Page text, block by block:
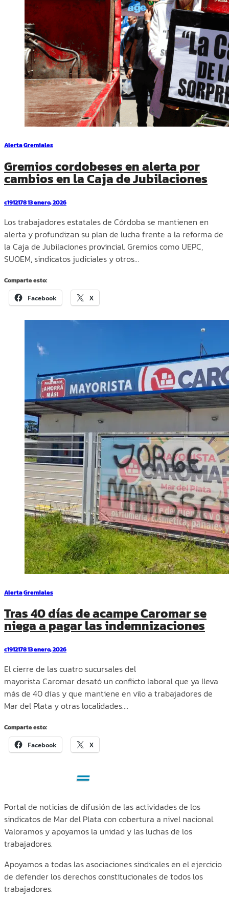
AlertaGremiales
Gremios cordobeses en alerta por
cambios en la Caja de Jubilaciones
c191217813 enero, 2026
Los trabajadores estatales de Córdoba se mantienen en
alerta y profundizan su plan de lucha frente a la reforma de
la Caja de Jubilaciones provincial. Gremios como UEPC,
SUOEM, sindicatos judiciales y otros…
Comparte esto:
Facebook X
AlertaGremiales
Tras 40 días de acampe Caromar se
niega a pagar las indemnizaciones
c191217813 enero, 2026
El cierre de las cuatro sucursales del
mayorista Caromar desató un conflicto laboral que ya lleva
más de 40 días y que mantiene en vilo a trabajadores de
Mar del Plata y otras localidades.…
Comparte esto:
Facebook X
Portal de noticias de difusión de las actividades de los
sindicatos de Mar del Plata con cobertura a nivel nacional.
Valoramos y apoyamos la unidad y las luchas de los
trabajadores.
Apoyamos a todas las asociaciones sindicales en el ejercicio
de defender los derechos constitucionales de todos los
trabajadores.